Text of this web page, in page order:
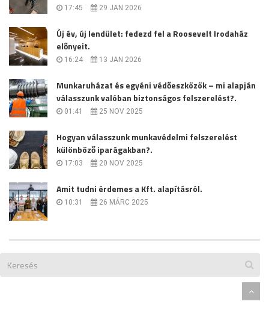
17:45 29 JAN 2026
Új év, új lendület: fedezd fel a Roosevelt Irodaház
előnyeit.
16:24 13 JAN 2026
Munkaruházat és egyéni védőeszközök – mi alapján
válasszunk valóban biztonságos felszerelést?.
01:41 25 NOV 2025
Hogyan válasszunk munkavédelmi felszerelést
különböző iparágakban?.
17:03 20 NOV 2025
Amit tudni érdemes a Kft. alapításról.
10:31 26 MÁRC 2025